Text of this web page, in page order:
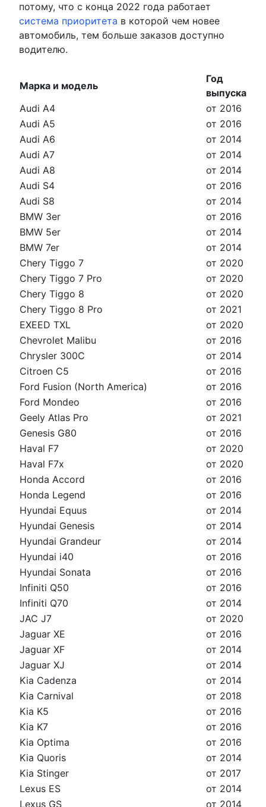
потому, что с конца 2022 года работает
система приоритета в которой чем новее
автомобиль, тем больше заказов доступно
водителю.
Марка и модель
Год
выпуска
Audi A4
от 2016
Audi A5
от 2016
Audi A6
от 2014
Audi A7
от 2014
Audi A8
от 2014
Audi S4
от 2016
Audi S8
от 2014
BMW 3er
от 2016
BMW 5er
от 2014
BMW 7er
от 2014
Chery Tiggo 7
от 2020
Chery Tiggo 7 Pro
от 2020
Chery Tiggo 8
от 2020
Chery Tiggo 8 Pro
от 2021
EXEED TXL
от 2020
Chevrolet Malibu
от 2016
Chrysler 300C
от 2014
Citroen C5
от 2016
Ford Fusion (North America)
от 2016
Ford Mondeo
от 2016
Geely Atlas Pro
от 2021
Genesis G80
от 2016
Haval F7
от 2020
Haval F7x
от 2020
Honda Accord
от 2016
Honda Legend
от 2016
Hyundai Equus
от 2014
Hyundai Genesis
от 2014
Hyundai Grandeur
от 2014
Hyundai i40
от 2016
Hyundai Sonata
от 2016
Infiniti Q50
от 2016
Infiniti Q70
от 2014
JAC J7
от 2020
Jaguar XE
от 2016
Jaguar XF
от 2014
Jaguar XJ
от 2014
Kia Cadenza
от 2014
Kia Carnival
от 2018
Kia K5
от 2016
Kia K7
от 2016
Kia Optima
от 2016
Kia Quoris
от 2014
Kia Stinger
от 2017
Lexus ES
от 2014
Lexus GS
от 2014